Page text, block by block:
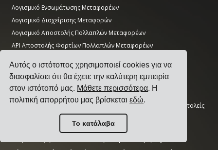
Αυτός ο ιστότοπος χρησιμοποιεί cookies για να
διασφαλίσει ότι θα έχετε την καλύτερη εμπειρία
στον ιστότοπό μας. Μάθετε περισσότερα. Η
πολιτική απορρήτου μας βρίσκεταιεδώ.
Το κατάλαβα
Λογισμικό Ενσωμάτωσης Μεταφορέων
Λογισμικό Διαχείρισης Μεταφορών
Λογισμικό Αποστολής Πολλαπλών Μεταφορέων
API Αποστολής Φορτίων Πολλαπλών Μεταφορέων
Λογισμικό Τμήματος Logistics
Οδηγοί
Τα Κορυφαία 17 Λογισμικά Διαχείρισης Μεταφορών για Αποστολείς
Πώς να Επιλέξετε ένα Λογισμικό Αποστολής Πολλαπλών